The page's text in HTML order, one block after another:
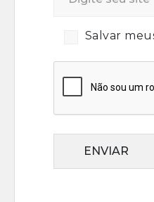
Salvar
ENVIAR